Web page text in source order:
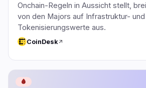
Onchain-Regeln in Aussicht stellt,
von den Majors auf Infrastruktur- und
Tokenisierungswerte aus.
CoinDesk
🩸